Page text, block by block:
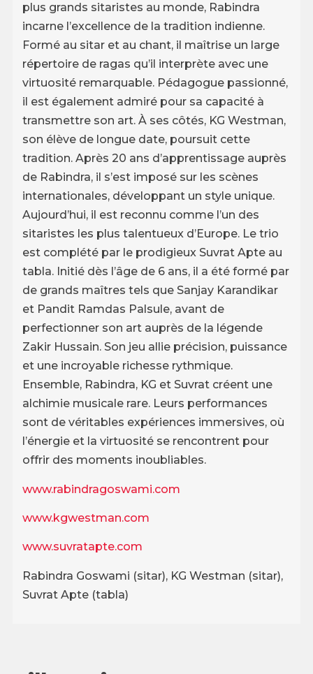
plus grands sitaristes au monde, Rabindra
incarne l’excellence de la tradition indienne.
Formé au sitar et au chant, il maîtrise un large
répertoire de ragas qu’il interprète avec une
virtuosité remarquable. Pédagogue passionné,
il est également admiré pour sa capacité à
transmettre son art. À ses côtés, KG Westman,
son élève de longue date, poursuit cette
tradition. Après 20 ans d’apprentissage auprès
de Rabindra, il s’est imposé sur les scènes
internationales, développant un style unique.
Aujourd’hui, il est reconnu comme l’un des
sitaristes les plus talentueux d’Europe. Le trio
est complété par le prodigieux Suvrat Apte au
tabla. Initié dès l’âge de 6 ans, il a été formé par
de grands maîtres tels que Sanjay Karandikar
et Pandit Ramdas Palsule, avant de
perfectionner son art auprès de la légende
Zakir Hussain. Son jeu allie précision, puissance
et une incroyable richesse rythmique.
Ensemble, Rabindra, KG et Suvrat créent une
alchimie musicale rare. Leurs performances
sont de véritables expériences immersives, où
l’énergie et la virtuosité se rencontrent pour
offrir des moments inoubliables.
www.rabindragoswami.com
www.kgwestman.com
www.suvratapte.com
Rabindra Goswami (sitar), KG Westman (sitar),
Suvrat Apte (tabla)